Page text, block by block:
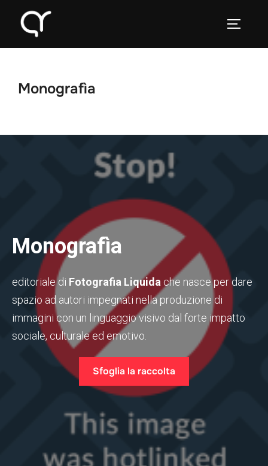
Monografìa
Monografìa
editoriale di Fotografia Liquida che nasce per dare
spazio ad autori impegnati nella produzione di
immagini con un linguaggio visivo dal forte impatto
sociale, culturale ed emotivo.
Sfoglia la raccolta